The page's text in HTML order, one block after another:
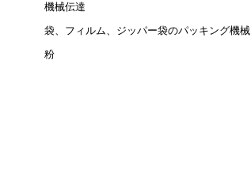
機械伝達
袋、フィルム、ジッパー袋のパッキング機械
粉